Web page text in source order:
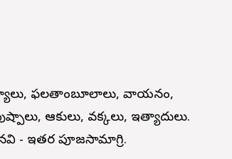
ఫలతాంబూలాలు, వాయనం,
ఆకులు, వక్కలు, ఇత్యాదులు.
- ఇతర పూజసామాగ్రి.